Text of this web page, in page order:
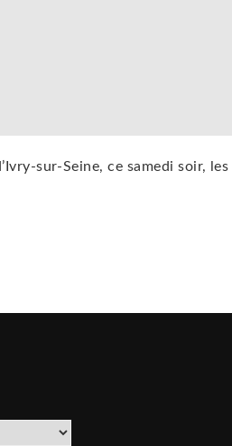
sur-Seine, ce samedi soir, les